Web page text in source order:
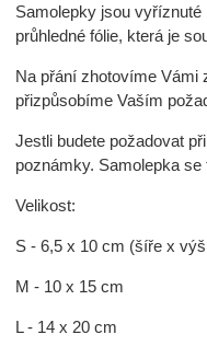
Samolepky jsou
průhledné fólie, která je
Na přání zhotovíme Vámi
přizpůsobíme Vaším
Jestli budete požadovat
poznámky. Samolepka
Velikost:
S - 6,5 x 10 cm (šíře x
M - 10 x 15 cm
L - 14 x 20 cm